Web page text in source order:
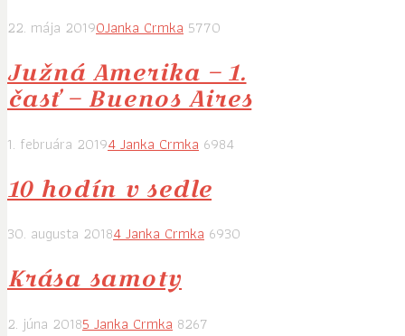
22. mája 20190Janka Crmka 5770
Južná Amerika – 1.
časť – Buenos Aires
1. februára 20194 Janka Crmka 6984
10 hodín v sedle
30. augusta 20184Janka Crmka 6930
Krása samoty
2. júna 20185 Janka Crmka 8267